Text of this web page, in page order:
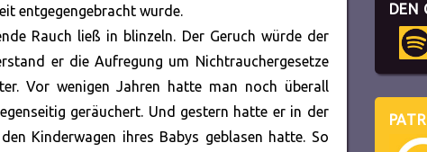
entgegengebracht wurde.
Rauch ließ in blinzeln. Der Geruch würde der
er die Aufregung um Nichtrauchergesetze
Vor wenigen Jahren hatte man noch überall
geräuchert. Und gestern hatte er in der
Kinderwagen ihres Babys geblasen hatte. So
DEN